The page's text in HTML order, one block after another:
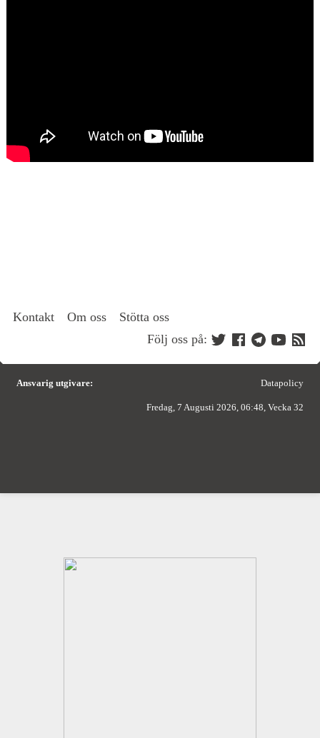
Kontakt Om oss
Stötta oss
Följ oss på:
Ansvarig utgivare: Datapolicy
Fredag, 7 Augusti 2026, 06:48, Vecka 32